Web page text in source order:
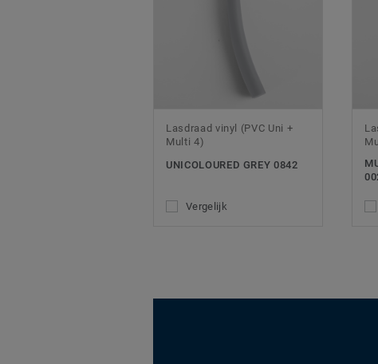
Lasdraad vinyl (PVC Uni +
Multi 4)
UNICOLOURED GREY 0842
Vergelijk